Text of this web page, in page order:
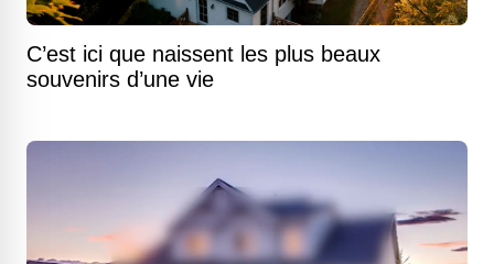
C’est ici que naissent les plus beaux
souvenirs d’une vie